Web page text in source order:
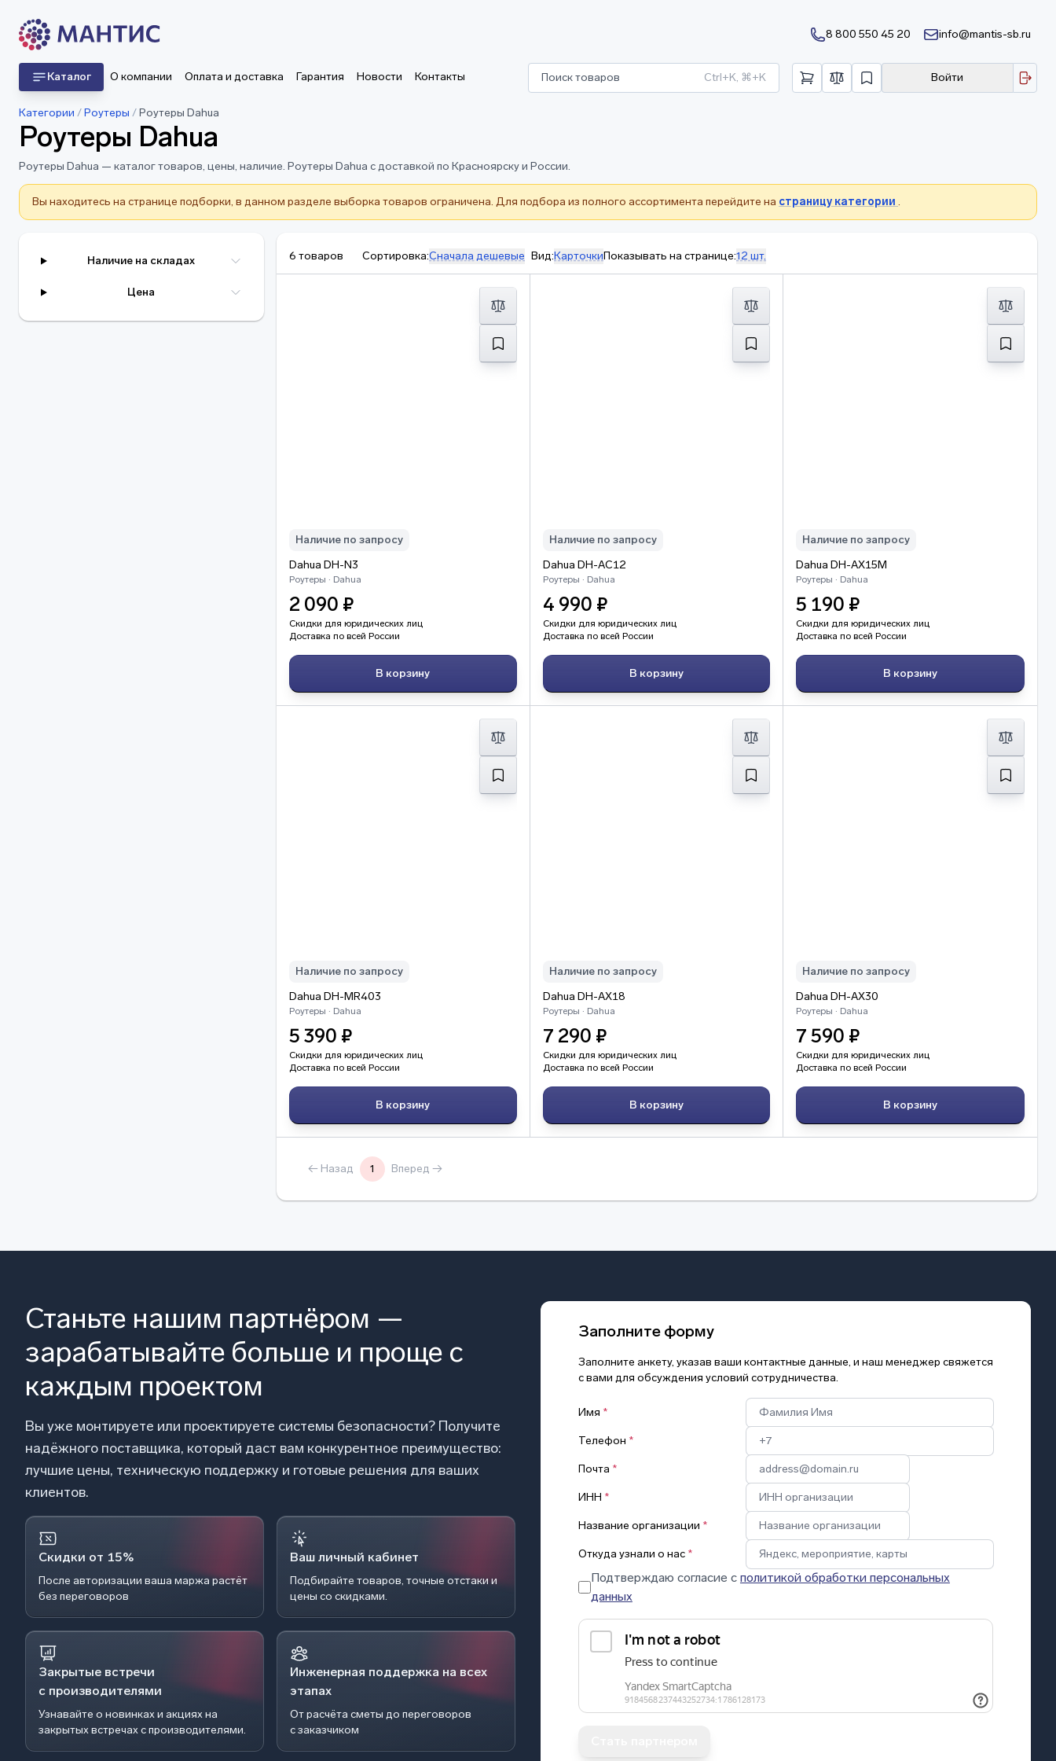
8 800 550 45 20 info@mantis-sb.ru
Каталог О компании Оплата и доставка Гарантия Новости Контакты Поиск товаров Ctrl+K, ⌘+K Войти
Категории /Роутеры /Роутеры Dahua
Роутеры Dahua
Роутеры Dahua — каталог товаров, цены, наличие. Роутеры Dahua с доставкой по Красноярску и России.
Вы находитесь на странице подборки, в данном разделе выборка товаров ограничена. Для подбора из полного ассортимента перейдите на страницу категории .
Наличие на складах
Цена
6 товаров Сортировка:Сначала дешевые Вид:КарточкиПоказывать на странице:12 шт.
Наличие по запросу
Dahua DH-N3
Роутеры · Dahua
2 090 ₽
Скидки для юридических лиц
Доставка по всей России
В корзину
Наличие по запросу
Dahua DH-AC12
Роутеры · Dahua
4 990 ₽
Скидки для юридических лиц
Доставка по всей России
В корзину
Наличие по запросу
Dahua DH-AX15M
Роутеры · Dahua
5 190 ₽
Скидки для юридических лиц
Доставка по всей России
В корзину
Наличие по запросу
Dahua DH-MR403
Роутеры · Dahua
5 390 ₽
Скидки для юридических лиц
Доставка по всей России
В корзину
Наличие по запросу
Dahua DH-AX18
Роутеры · Dahua
7 290 ₽
Скидки для юридических лиц
Доставка по всей России
В корзину
Наличие по запросу
Dahua DH-AX30
Роутеры · Dahua
7 590 ₽
Скидки для юридических лиц
Доставка по всей России
В корзину
← Назад 1 Вперед →
Станьте нашим партнёром —
зарабатывайте больше и проще с
каждым проектом
Вы уже монтируете или проектируете системы безопасности? Получите
надёжного поставщика, который даст вам конкурентное преимущество:
лучшие цены, техническую поддержку и готовые решения для ваших
клиентов.
Скидки от 15%
После авторизации ваша маржа растёт
без переговоров
Ваш личный кабинет
Подбирайте товаров, точные отстаки и
цены со скидками.
Закрытые встречи
с производителями
Узнавайте о новинках и акциях на
закрытых встречах с производителями.
Инженерная поддержка на всех
этапах
От расчёта сметы до переговоров
с заказчиком
Заполните форму
Заполните анкету, указав ваши контактные данные, и наш менеджер свяжется
с вами для обсуждения условий сотрудничества.
Имя *
Телефон *
Почта *
ИНН *
Название организации *
Откуда узнали о нас *
Подтверждаю согласие с политикой обработки персональных
данных